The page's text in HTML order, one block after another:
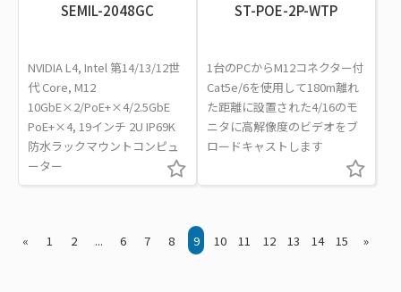
SEMIL-2048GC
NVIDIA L4, Intel 第14/13/12世
代 Core, M12
10GbE×2/PoE+×4/2.5GbE
PoE+×4, 19インチ 2U IP69K
防水ラックマウントコンピュ
ーター
ST-POE-2P-WTP
1台のPCからM12コネクター付
Cat5e/6を使用して180m離れ
た距離に設置された4/16のモ
ニタに高解像度のビデオをブ
ロードキャストします
« 1 2 ... 6 7 8 9 10 11 12 13 14 15 »